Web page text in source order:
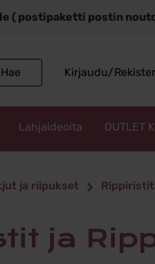
( postipaketti postin
Hae Kirjaudu/
Lahjaideoita OUTLET
ja
ja riipukset
ja